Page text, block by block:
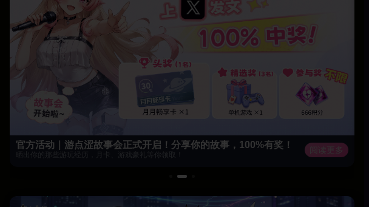
官方活动｜游点涩故事会正式开启！分享你的故事，100%有奖！
晒出你的那些游玩经历，月卡、游戏豪礼等你领取！ 阅读更多